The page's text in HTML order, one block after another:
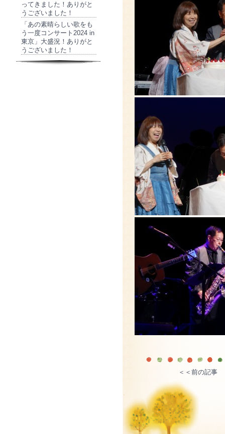
ってきました！ありがと
うございました！
「あの素晴らしい歌をも
う一度コンサート2024 in
東京」大盛況！ありがと
うございました！
＜＜前の記事